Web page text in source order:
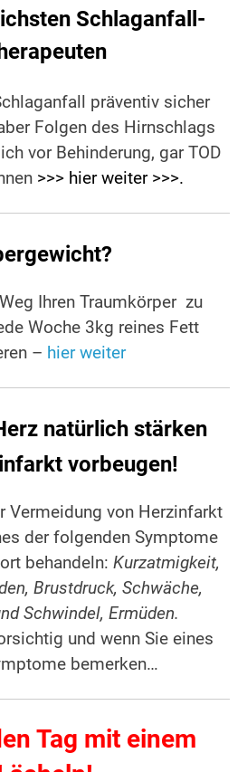
Schlaganfall-
präventiv sicher
Folgen des Hirnschlags
vor Behinderung, gar TOD
>>> hier weiter >>>.
Ihren Traumkörper zu
Woche 3kg reines Fett
– hier weiter
natürlich stärken
vorbeugen!
Vermeidung von Herzinfarkt
der folgenden Symptome
behandeln: Kurzatmigkeit,
Brustdruck, Schwäche,
Schwindel, Ermüden.
und wenn Sie eines
bemerken…
Tag mit einem